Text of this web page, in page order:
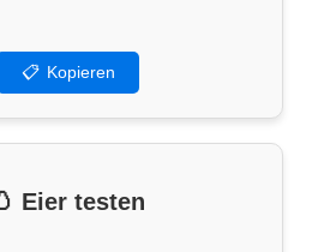
📋 Kopieren
Eier testen